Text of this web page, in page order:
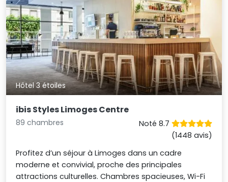
Hôtel 3 étoiles
ibis Styles Limoges Centre
89 chambres
Noté 8.7
(1448 avis)
Profitez d’un séjour à Limoges dans un cadre
moderne et convivial, proche des principales
attractions culturelles. Chambres spacieuses, Wi-Fi